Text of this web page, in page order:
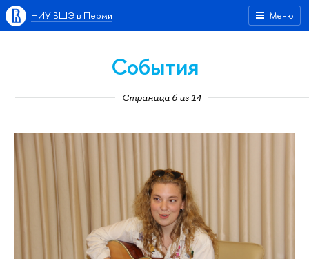
Меню
НИУ ВШЭ в Перми
События
Страница 6 из 14